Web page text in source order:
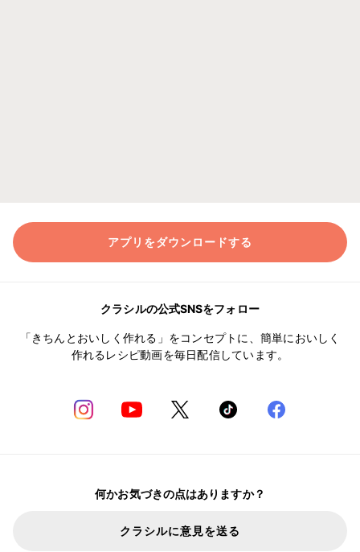
アプリをダウンロードする
クラシルの公式SNSをフォロー
「きちんとおいしく作れる」をコンセプトに、簡単においしく
作れるレシピ動画を毎日配信しています。
何かお気づきの点はありますか？
クラシルに意見を送る